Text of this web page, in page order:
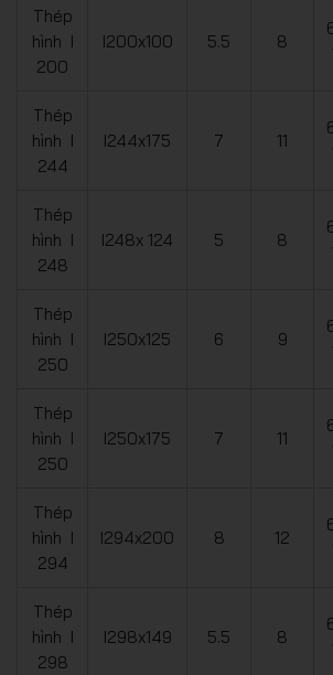
Thép
hình I
200
I200x100 5.5 8
Thép
hình I
244
I244x175 7 11
Thép
hình I
248
I248x 124 5 8
Thép
hình I
250
I250x125 6 9
Thép
hình I
250
I250x175 7 11
Thép
hình I
294
I294x200 8 12
Thép
hình I
298
I298x149 5.5 8